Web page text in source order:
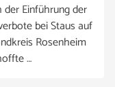
der Einführung der
bei Staus auf
Rosenheim
…